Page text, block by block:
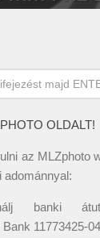
OLDALT!
az MLZphoto
adománnyal:
banki
11773425-